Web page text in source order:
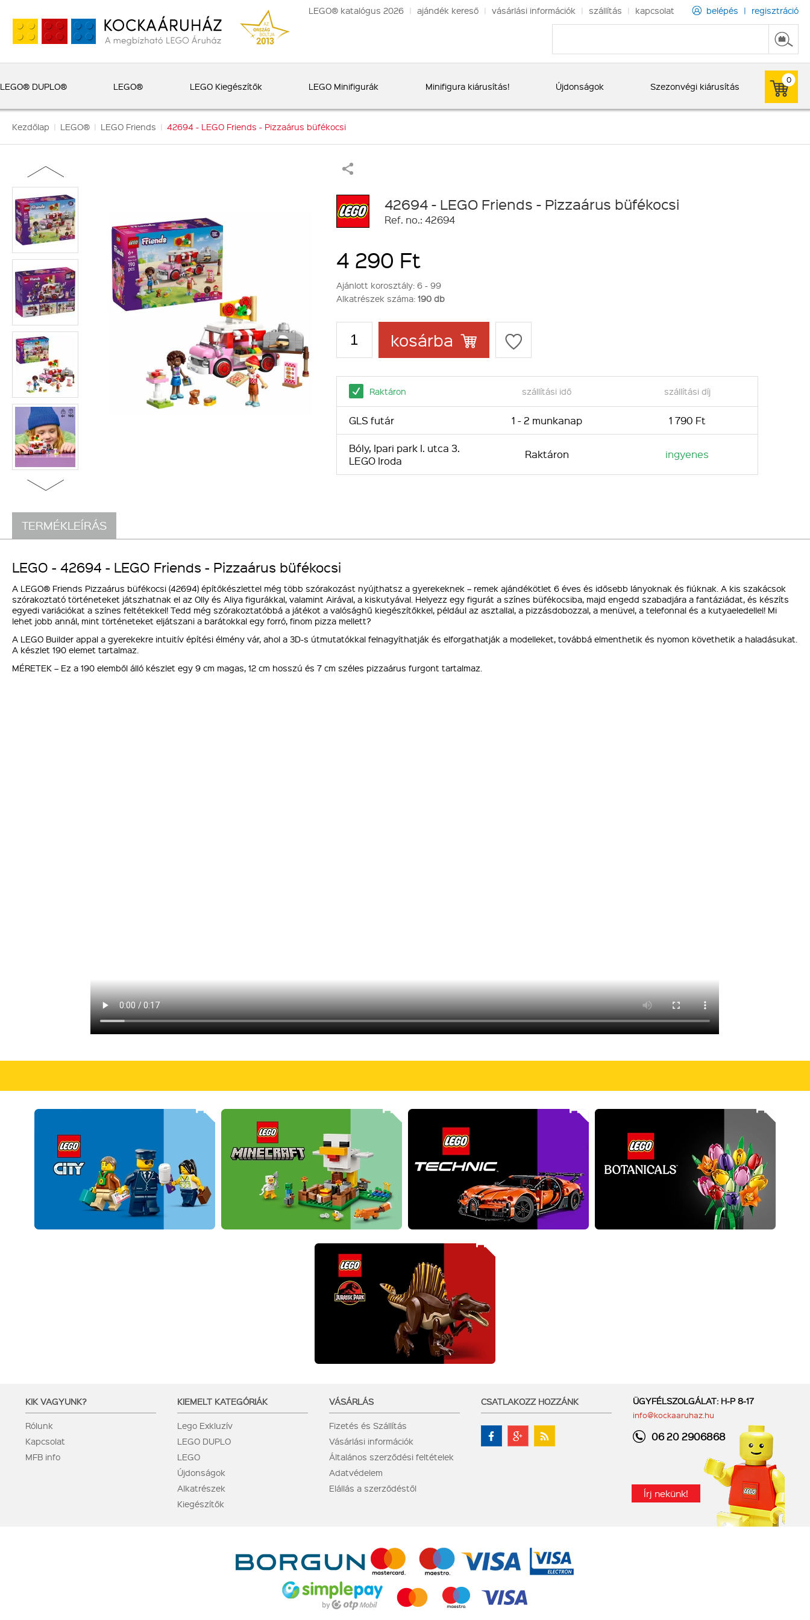
LEGO® katalógus 2026 | ajándék kereső | vásárlási információk | szállítás | kapcsolat belépés | regisztráció
LEGO® DUPLO® LEGO® LEGO Kiegészítők LEGO Minifigurák Minifigura kiárusítás! Újdonságok Szezonvégi kiárusítás
0
Kezdőlap | LEGO® | LEGO Friends | 42694 - LEGO Friends - Pizzaárus büfékocsi
42694 - LEGO Friends - Pizzaárus büfékocsi
Ref. no.: 42694
4 290 Ft
Ajánlott korosztály: 6 - 99
Alkatrészek száma: 190 db
kosárba
Raktáron szállítási idő szállítási díj
GLS futár 1 - 2 munkanap 1 790 Ft
Bóly, Ipari park I. utca 3.
LEGO Iroda
Raktáron ingyenes
TERMÉKLEÍRÁS
LEGO - 42694 - LEGO Friends - Pizzaárus büfékocsi
A LEGO® Friends Pizzaárus büfékocsi (42694) építőkészlettel még több szórakozást nyújthatsz a gyerekeknek – remek ajándékötlet 6 éves és idősebb lányoknak és fiúknak. A kis szakácsok
szórakoztató történeteket játszhatnak el az Olly és Aliya figurákkal, valamint Airával, a kiskutyával. Helyezz egy figurát a színes büfékocsiba, majd engedd szabadjára a fantáziádat, és készíts
egyedi variációkat a színes feltétekkel! Tedd még szórakoztatóbbá a játékot a valósághű kiegészítőkkel, például az asztallal, a pizzásdobozzal, a menüvel, a telefonnal és a kutyaeledellel! Mi
lehet jobb annál, mint történeteket eljátszani a barátokkal egy forró, finom pizza mellett?
A LEGO Builder appal a gyerekekre intuitív építési élmény vár, ahol a 3D-s útmutatókkal felnagyíthatják és elforgathatják a modelleket, továbbá elmenthetik és nyomon követhetik a haladásukat.
A készlet 190 elemet tartalmaz.
MÉRETEK – Ez a 190 elemből álló készlet egy 9 cm magas, 12 cm hosszú és 7 cm széles pizzaárus furgont tartalmaz.
KIK VAGYUNK?
Rólunk
Kapcsolat
MFB info
KIEMELT KATEGÓRIÁK
Lego Exkluzív
LEGO DUPLO
LEGO
Újdonságok
Alkatrészek
Kiegészítők
VÁSÁRLÁS
Fizetés és Szállítás
Vásárlási információk
Általános szerződési feltételek
Adatvédelem
Elállás a szerződéstől
CSATLAKOZZ HOZZÁNK ÜGYFÉLSZOLGÁLAT: H-P 8-17
info@kockaaruhaz.hu
06 20 2906868
Írj nekünk!